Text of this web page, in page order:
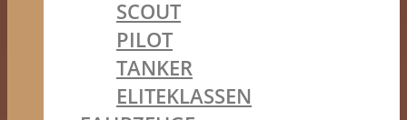
SCOUT
PILOT
TANKER
ELITEKLASSEN